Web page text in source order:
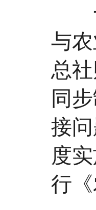
一
与
总
同
接
度
行